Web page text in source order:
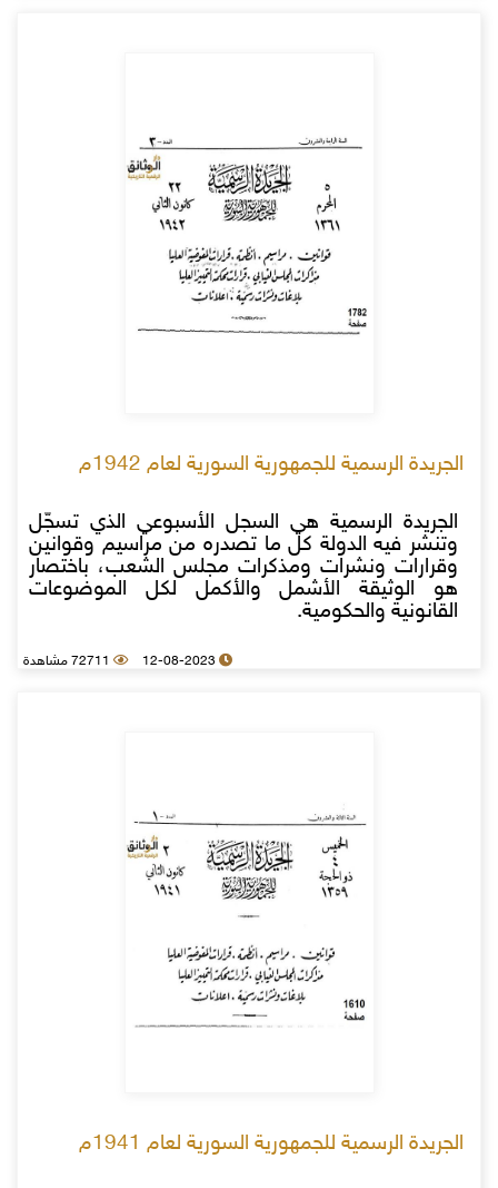
الجريدة الرسمية للجمهورية السورية لعام 1942م
الجريدة الرسمية هي السجل الأسبوعي الذي تسجّل
وتنشر فيه الدولة كل ما تصدره من مراسيم وقوانين
وقرارات ونشرات ومذكرات مجلس الشعب، باختصار
هو الوثيقة الأشمل والأكمل لكل الموضوعات
القانونية والحكومية.
12-08-2023 72711 مشاهدة
الجريدة الرسمية للجمهورية السورية لعام 1941م